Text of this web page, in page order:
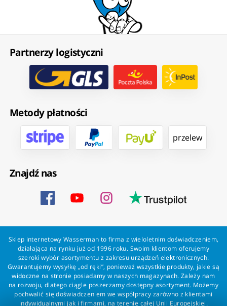
Partnerzy logistyczni
Metody płatności
przelew
Znajdź nas
Sklep internetowy Wasserman to firma z wieloletnim doświadczeniem,
działająca na rynku już od 1996 roku. Swoim klientom oferujemy
szeroki wybór asortymentu z zakresu urządzeń elektronicznych.
Gwarantujemy wysyłkę „od ręki”, ponieważ wszystkie produkty, jakie są
widoczne na stronie posiadamy w naszych magazynach. Zależy nam
na rozwoju, dlatego ciągle poszerzamy dostępny asortyment. Możemy
pochwalić się doświadczeniem we współpracy zarówno z klientami
indywidualnymi jak i firmami, na terenie całej Unii Europejskiej.